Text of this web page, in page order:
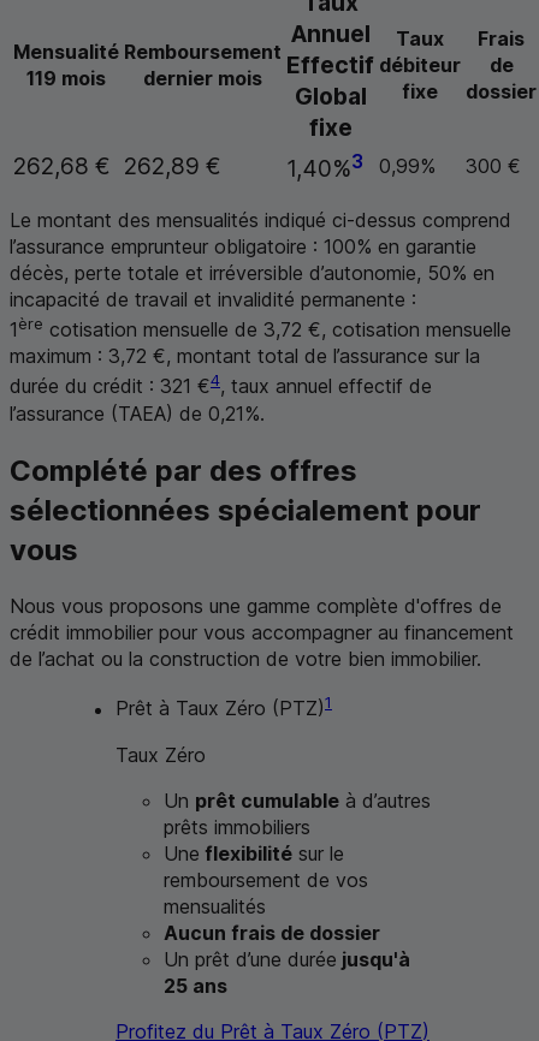
Mensualité
119 mois
Remboursement
dernier mois
Annuel
Effectif
Global
fixe
Taux
débiteur
fixe
Frais
de
dossier
262,68 € 262,89 € 1,40%3 0,99% 300 €
Le montant des mensualités indiqué ci-dessus comprend
l’assurance emprunteur obligatoire : 100% en garantie
décès, perte totale et irréversible d’autonomie, 50% en
incapacité de travail et invalidité permanente :
1ère cotisation mensuelle de 3,72 €, cotisation mensuelle
maximum : 3,72 €, montant total de l’assurance sur la
durée du crédit : 321 €4, taux annuel effectif de
l’assurance (TAEA) de 0,21%.
Complété par des offres
sélectionnées spécialement pour
vous
Nous vous proposons une gamme complète d'offres de
crédit immobilier pour vous accompagner au financement
de l’achat ou la construction de votre bien immobilier.
Prêt à Taux Zéro (PTZ)1
Taux Zéro
Un prêt cumulable à d’autres
prêts immobiliers
Une flexibilité sur le
remboursement de vos
mensualités
Aucun frais de dossier
Un prêt d’une durée jusqu'à
25 ans
Profitez du Prêt à Taux Zéro (PTZ)